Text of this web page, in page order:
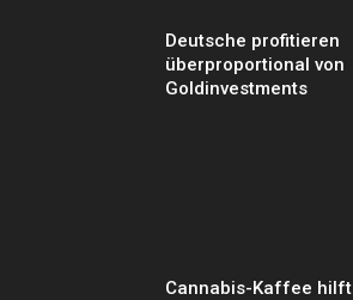
Deutsche profitieren
überproportional von
Goldinvestments
Cannabis-Kaffee hilft